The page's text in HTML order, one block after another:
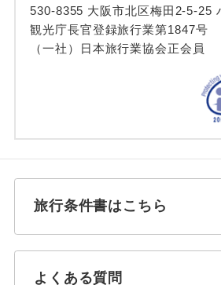
530-8355 大阪市北区梅田2-5-25
観光庁長官登録旅行業第1847号
（一社）日本旅行業協会正会員
旅行条件書はこちら
よくある質問